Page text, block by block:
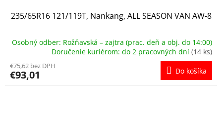
235/65R16 121/119T, Nankang, ALL SEASON VAN AW-8
Osobný odber: Rožňavská – zajtra (prac. deň a obj. do 14:00)
Doručenie kuriérom: do 2 pracovných dní (14 ks)
€75,62 bez DPH
€93,01 Do košíka